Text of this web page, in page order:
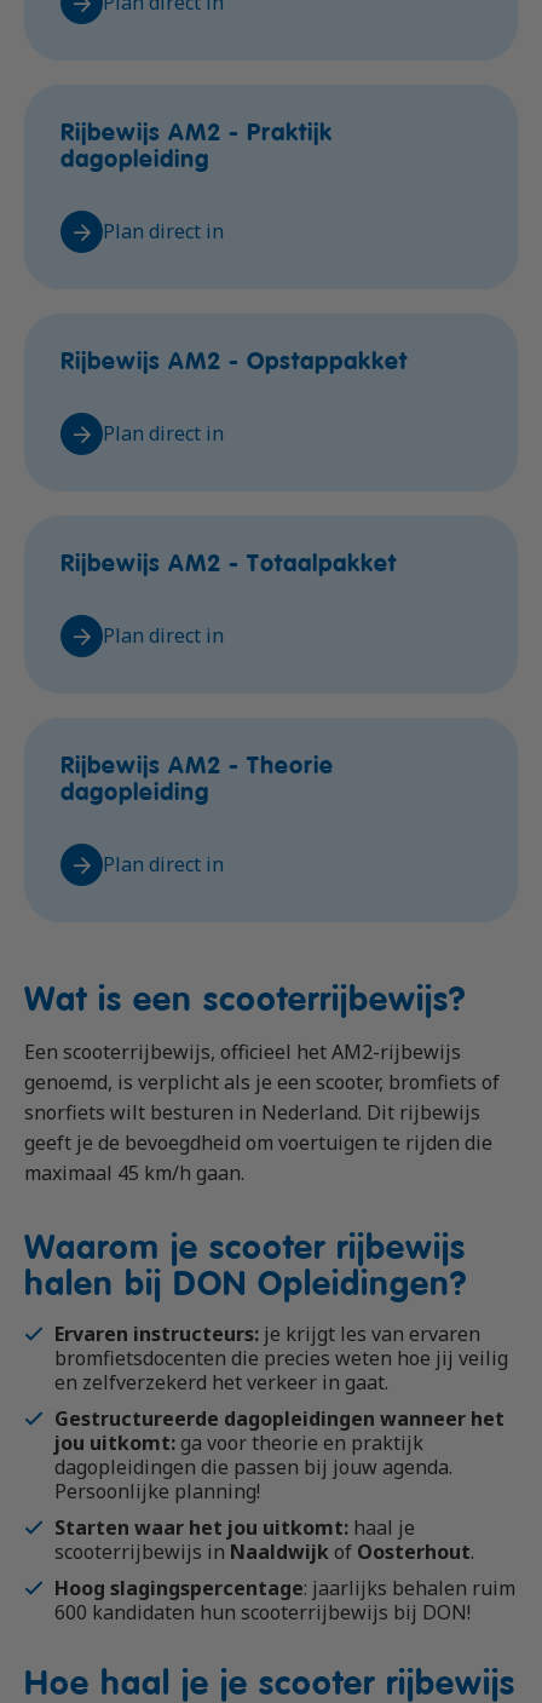
Rijbewijs AM2 - Praktijk
dagopleiding
Plan direct in
Rijbewijs AM2 - Opstappakket
Plan direct in
Rijbewijs AM2 - Totaalpakket
Plan direct in
Rijbewijs AM2 - Theorie
dagopleiding
Plan direct in
Wat is een scooterrijbewijs?
Een scooterrijbewijs, officieel het AM2-rijbewijs
genoemd, is verplicht als je een scooter, bromfiets of
snorfiets wilt besturen in Nederland. Dit rijbewijs
geeft je de bevoegdheid om voertuigen te rijden die
maximaal 45 km/h gaan.
Waarom je scooter rijbewijs
halen bij DON Opleidingen?
Ervaren instructeurs: je krijgt les van ervaren
bromfietsdocenten die precies weten hoe jij veilig
en zelfverzekerd het verkeer in gaat.
Gestructureerde dagopleidingen wanneer het
jou uitkomt:ga voor theorie en praktijk
dagopleidingen die passen bij jouw agenda.
Persoonlijke planning!
Starten waar het jou uitkomt: haal je
scooterrijbewijs in Naaldwijkof Oosterhout.
Hoog slagingspercentage: jaarlijks behalen ruim
600 kandidaten hun scooterrijbewijs bij DON!
Hoe haal je je scooter rijbewijs